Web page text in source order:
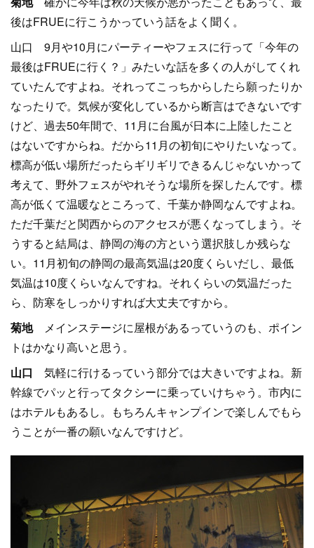
後はFRUEに行こうかっていう話をよく聞く。
山口 9月や10月にパーティーやフェスに行って「今年の
最後はFRUEに行く？」みたいな話を多くの人がしてくれ
ていたんですよね。それってこっちからしたら願ったりか
なったりで。気候が変化しているから断言はできないです
けど、過去50年間で、11月に台風が日本に上陸したこと
はないですからね。だから11月の初旬にやりたいなって。
標高が低い場所だったらギリギリできるんじゃないかって
考えて、野外フェスがやれそうな場所を探したんです。標
高が低くて温暖なところって、千葉か静岡なんですよね。
ただ千葉だと関西からのアクセスが悪くなってしまう。そ
うすると結局は、静岡の海の方という選択肢しか残らな
い。11月初旬の静岡の最高気温は20度くらいだし、最低
気温は10度くらいなんですね。それくらいの気温だった
ら、防寒をしっかりすれば大丈夫ですから。
菊地メインステージに屋根があるっていうのも、ポイン
トはかなり高いと思う。
山口 気軽に行けるっていう部分では大きいですよね。新
幹線でパッと行ってタクシーに乗っていけちゃう。市内に
はホテルもあるし。もちろんキャンプインで楽しんでもら
うことが一番の願いなんですけど。